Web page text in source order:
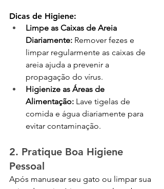
Dicas de Higiene:
Limpe as Caixas de Areia
Diariamente: Remover fezes e
limpar regularmente as caixas de
areia ajuda a prevenir a
propagação do vírus.
Higienize as Áreas de
Alimentação: Lave tigelas de
comida e água diariamente para
evitar contaminação.
2. Pratique Boa Higiene
Pessoal
Após manusear seu gato ou limpar sua